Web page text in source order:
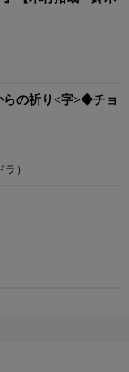
らの祈り<字>◆チョ
）